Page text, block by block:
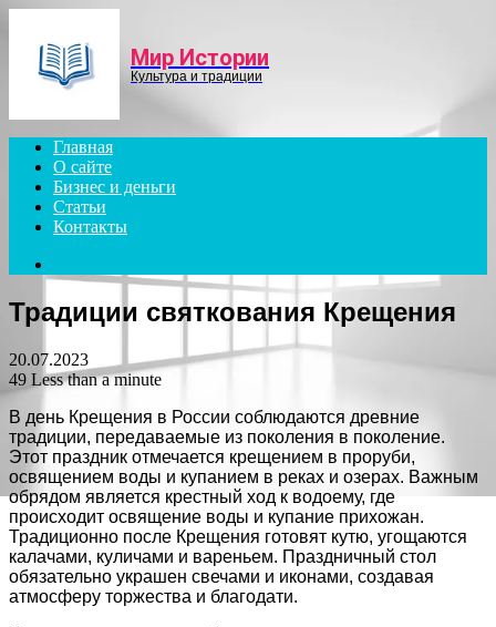
Мир Истории
Культура и традиции
Главная
О сайте
Бизнес и деньги
Статьи
Контакты
for
Традиции святкования Крещения
20.07.2023
49 Less than a minute
В день Крещения в России соблюдаются древние
традиции, передаваемые из поколения в поколение.
Этот праздник отмечается крещением в проруби,
освящением воды и купанием в реках и озерах. Важным
обрядом является крестный ход к водоему, где
происходит освящение воды и купание прихожан.
Традиционно после Крещения готовят кутю, угощаются
калачами, куличами и вареньем. Праздничный стол
обязательно украшен свечами и иконами, создавая
атмосферу торжества и благодати.